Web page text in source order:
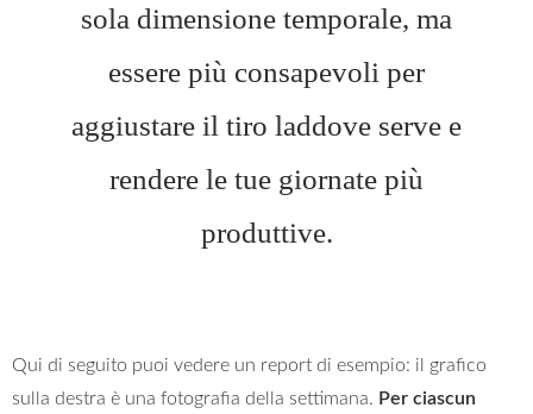
sola dimensione temporale, ma
essere più consapevoli per
aggiustare il tiro laddove serve e
rendere le tue giornate più
produttive.
Qui di seguito puoi vedere un report di esempio: il grafico
sulla destra è una fotografia della settimana. Per ciascun